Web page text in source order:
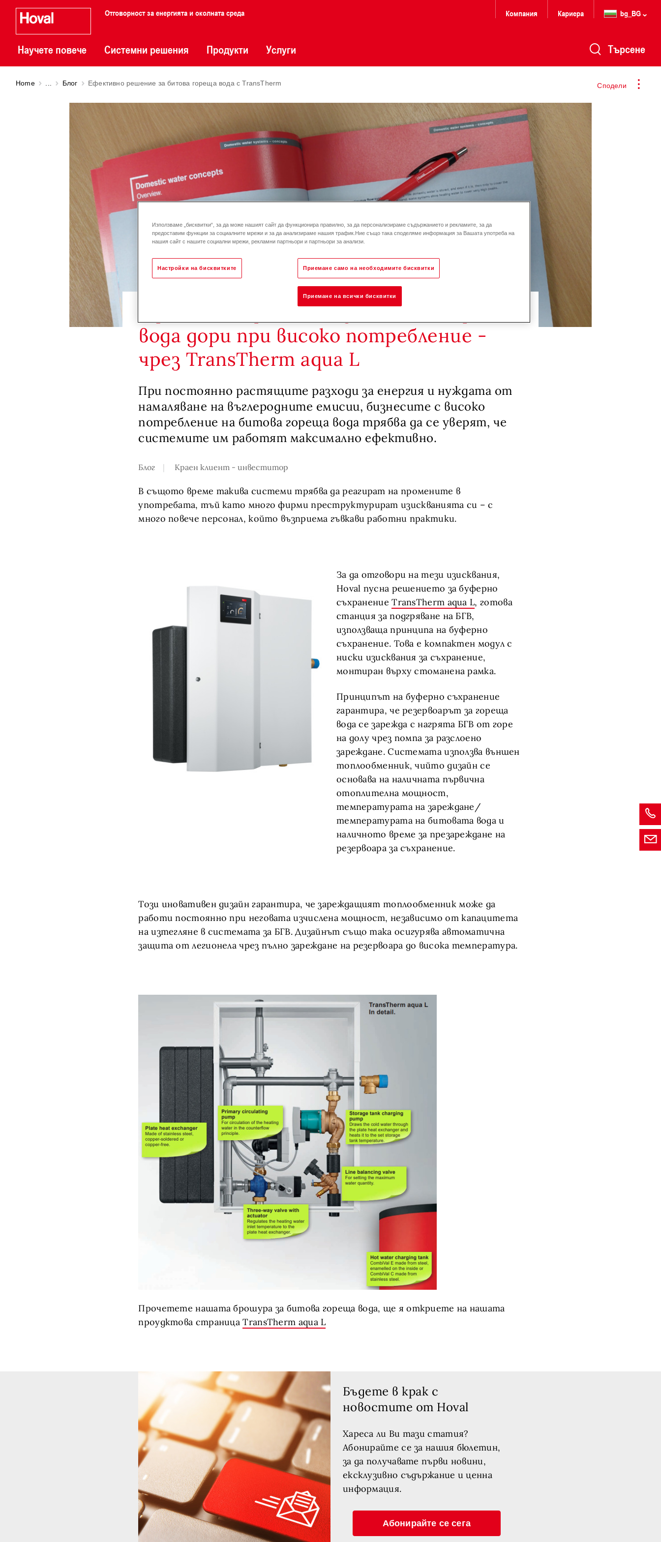
Отговорност за енергията и околната среда
Научете повече Системни решения Продукти Услуги
Компания Кариера bg_BG
Търсене
Сподели
Home Блог Ефективно решение за битова гореща вода с TransTherm
Ефективни решения за битова гореща
вода дори при високо потребление -
чрез TransTherm aqua L
При постоянно растящите разходи за енергия и нуждата от
намаляване на въглеродните емисии, бизнесите с високо
потребление на битова гореща вода трябва да се уверят, че
системите им работят максимално ефективно.
Блог Краен клиент - инвеститор
В същото време такива системи трябва да реагират на промените в
употребата, тъй като много фирми преструктурират изискванията си – с
много повече персонал, който възприема гъвкави работни практики.
За да отговори на тези изисквания,
Hoval пусна решението за буферно
съхранениеTransTherm aqua L, готова
станция за подгряване на БГВ,
използваща принципа на буферно
съхранение. Това е компактен модул с
ниски изисквания за съхранение,
монтиран върху стоманена рамка.
Принципът на буферно съхранение
гарантира, че резервоарът за гореща
вода се зарежда с нагрята БГВ от горе
на долу чрез помпа за разслоено
зареждане. Системата използва външен
топлообменник, чийто дизайн се
основава на наличната първична
отоплителна мощност,
температурата на зареждане/
температурата на битовата вода и
наличното време за презареждане на
резервоара за съхранение.
Този иновативен дизайн гарантира, че зареждащият топлообменник може да
работи постоянно при неговата изчислена мощност, независимо от капацитета
на изтегляне в системата за БГВ. Дизайнът също така осигурява автоматична
защита от легионела чрез пълно зареждане на резервоара до висока температура.
Прочетете нашата брошура за битова гореща вода, ще я откриете на нашата
проудктова страницаTransTherm aqua L
Бъдете в крак с
новостите от Hoval
Хареса ли Ви тази статия?
Абонирайте се за нашия бюлетин,
за да получавате първи новини,
ексклузивно съдържание и ценна
информация.
Абонирайте се сега
Използваме „бисквитки“, за да може нашият сайт да функционира правилно, за да персонализираме съдържанието и рекламите, за да
предоставим функции за социалните мрежи и за да анализираме нашия трафик.Ние също така споделяме информация за Вашата употреба на
нашия сайт с нашите социални мрежи, рекламни партньори и партньори за анализи.
Настройки на бисквитките Приемане само на необходимите бисквитки
Приемане на всички бисквитки